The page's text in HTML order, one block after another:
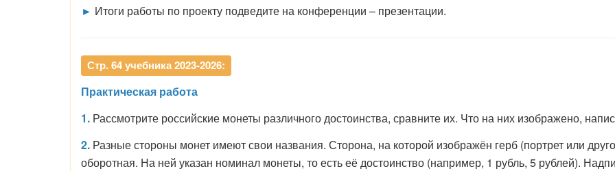
► Итоги работы по проекту подведите на конференции – презентации.
Стр. 64 учебника 2023-2026:
Практическая работа
1. Рассмотрите российские монеты различного достоинства, сравните их. Что на них изображено,
2. Разные стороны монет имеют свои названия. Сторона, на которой изображён герб (портрет или
оборотная. На ней указан номинал монеты, то есть её достоинство (например, 1 рубль, 5 рублей).